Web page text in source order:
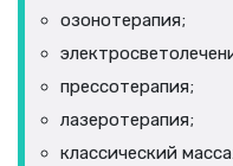
озонотерапия;
прессотерапия;
лазеротерапия;
классический